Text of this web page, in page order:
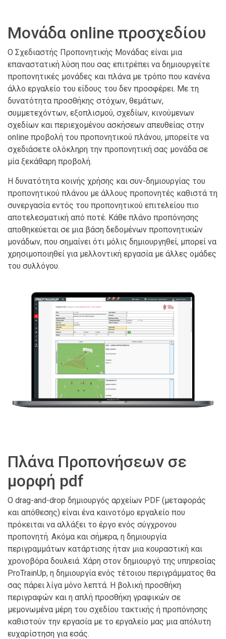
Μονάδα online προσχεδίου
Ο Σχεδιαστής Προπονητικής Μονάδας είναι μια
επαναστατική λύση που σας επιτρέπει να δημιουργείτε
προπονητικές μονάδες και πλάνα με τρόπο που κανένα
άλλο εργαλείο του είδους του δεν προσφέρει. Με τη
δυνατότητα προσθήκης στόχων, θεμάτων,
συμμετεχόντων, εξοπλισμού, σχεδίων, κινούμενων
σχεδίων και περιεχομένου ασκήσεων απευθείας στην
online προβολή του προπονητικού πλάνου, μπορείτε να
σχεδιάσετε ολόκληρη την προπονητική σας μονάδα σε
μία ξεκάθαρη προβολή.
Η δυνατότητα κοινής χρήσης και συν-δημιουργίας του
προπονητικού πλάνου με άλλους προπονητές καθιστά τη
συνεργασία εντός του προπονητικού επιτελείου πιο
αποτελεσματική από ποτέ. Κάθε πλάνο προπόνησης
αποθηκεύεται σε μια βάση δεδομένων προπονητικών
μονάδων, που σημαίνει ότι μόλις δημιουργηθεί, μπορεί να
χρησιμοποιηθεί για μελλοντική εργασία με άλλες ομάδες
του συλλόγου.
Πλάνα Προπονήσεων σε
μορφή pdf
Ο drag-and-drop δημιουργός αρχείων PDF (μεταφοράς
και απόθεσης) είναι ένα καινοτόμο εργαλείο που
πρόκειται να αλλάξει το έργο ενός σύγχρονου
προπονητή. Ακόμα και σήμερα, η δημιουργία
περιγραμμάτων κατάρτισης ήταν μια κουραστική και
χρονοβόρα δουλειά. Χάρη στον δημιουργό της υπηρεσίας
ProTrainUp, η δημιουργία ενός τέτοιου περιγράμματος θα
σας πάρει λίγα μόνο λεπτά. Η βολική προσθήκη
περιγραφών και η απλή προσθήκη γραφικών σε
μεμονωμένα μέρη του σχεδίου τακτικής ή προπόνησης
καθιστούν την εργασία με το εργαλείο μας μια απόλυτη
ευχαρίστηση για εσάς.